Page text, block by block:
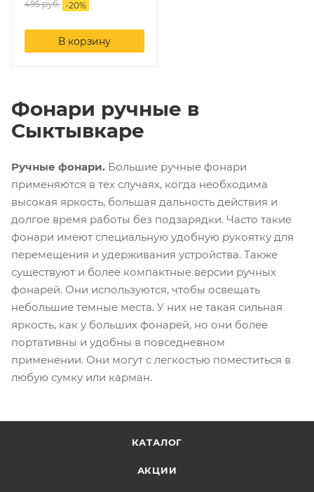
495руб. -20%
В корзину
Фонари ручные в
Сыктывкаре
Ручные фонари. Большие ручные фонари
применяются в тех случаях, когда необходима
высокая яркость, большая дальность действия и
долгое время работы без подзарядки. Часто такие
фонари имеют специальную удобную рукоятку для
перемещения и удерживания устройства. Также
существуют и более компактные версии ручных
фонарей. Они используются, чтобы освещать
небольшие темные места. У них не такая сильная
яркость, как у больших фонарей, но они более
портативны и удобны в повседневном
применении. Они могут с легкостью поместиться в
любую сумку или карман.
КАТАЛОГ
АКЦИИ